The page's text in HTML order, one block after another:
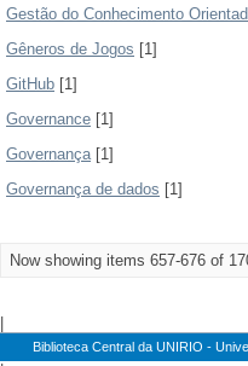
Gestão do Conhecimento
Gêneros de Jogos [1]
GitHub [1]
Governance [1]
Governança[1]
Governança de dados [1]
Now showing items 657-676 of
Biblioteca Central da UNIRIO -